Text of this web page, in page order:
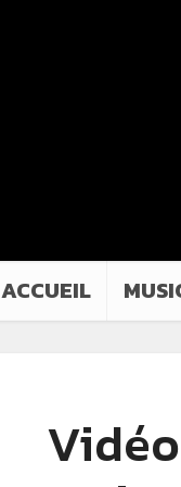
ACCUEIL